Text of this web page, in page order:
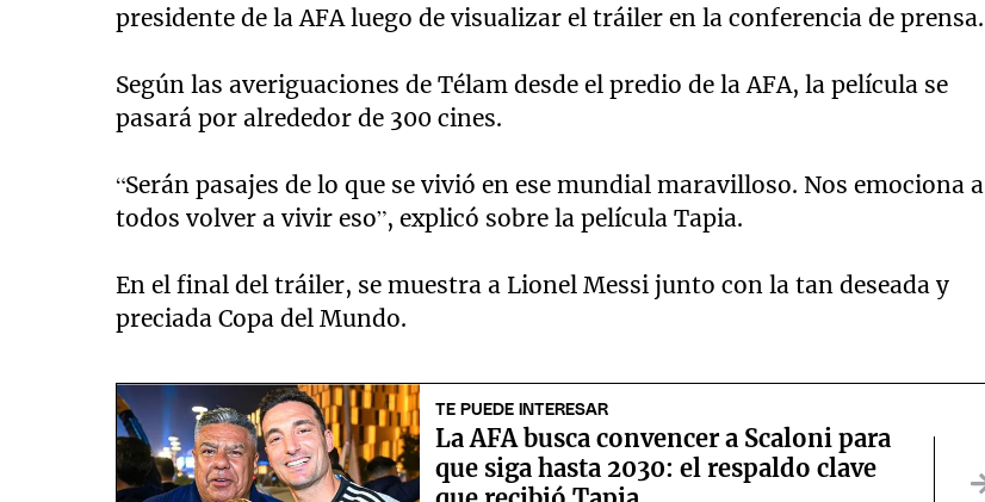
presidente de la AFA luego de visualizar el tráiler en la conferencia de prensa.
Según las averiguaciones de Télam desde el predio de la AFA, la película se
pasará por alrededor de 300 cines.
“Serán pasajes de lo que se vivió en ese mundial maravilloso. Nos emociona a
todos volver a vivir eso”, explicó sobre la película Tapia.
En el final del tráiler, se muestra a Lionel Messi junto con la tan deseada y
preciada Copa del Mundo.
TE PUEDE INTERESAR
La AFA busca convencer a Scaloni para
que siga hasta 2030: el respaldo clave